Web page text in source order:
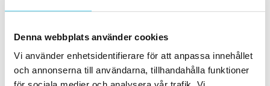
Denna webbplats använder cookies
Vi använder enhetsidentifierare för att anpassa innehållet
och annonserna till användarna, tillhandahålla funktioner
20x10 cm(4)
20x30 cm(1)
ca 20x60 cm(2)
20x58 cm(1)
20x60 cm